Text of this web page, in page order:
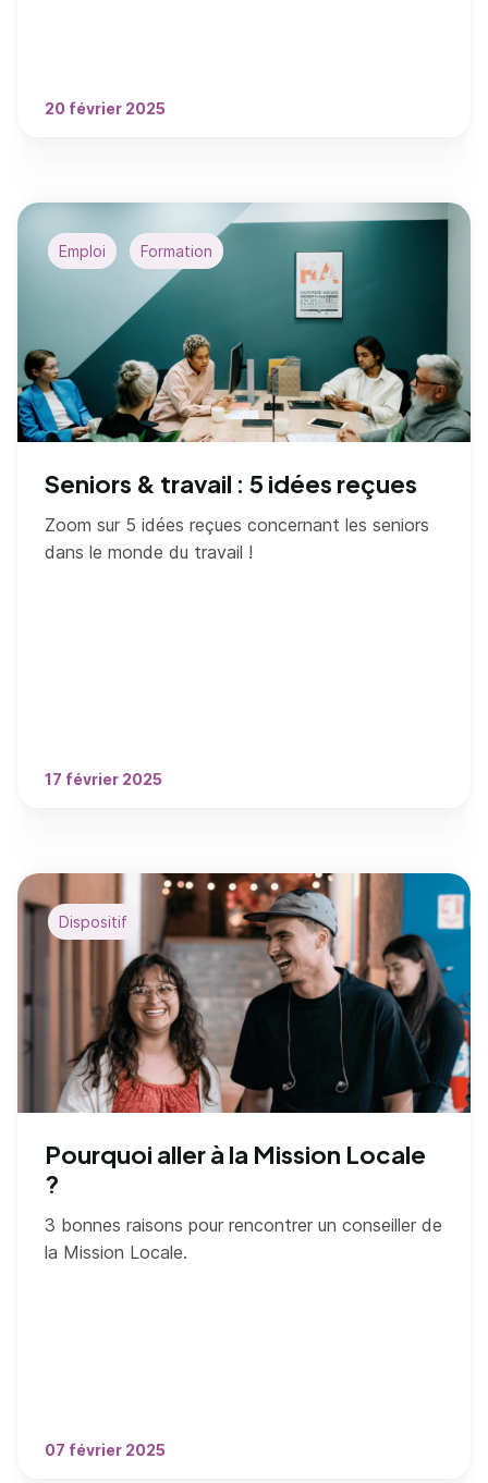
20 février 2025
Seniors & travail : 5 idées reçues
Zoom sur 5 idées reçues concernant les seniors
dans le monde du travail !
17 février 2025
Emploi Formation
Pourquoi aller à la Mission Locale
?
3 bonnes raisons pour rencontrer un conseiller de
la Mission Locale.
07 février 2025
Dispositif